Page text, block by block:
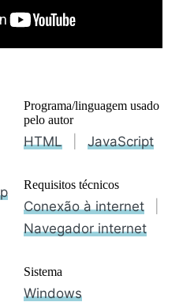
Programa/linguagem usado
pelo autor
HTML JavaScript
Requisitos técnicos
Conexão à internet
Navegador internet
Sistema
Windows